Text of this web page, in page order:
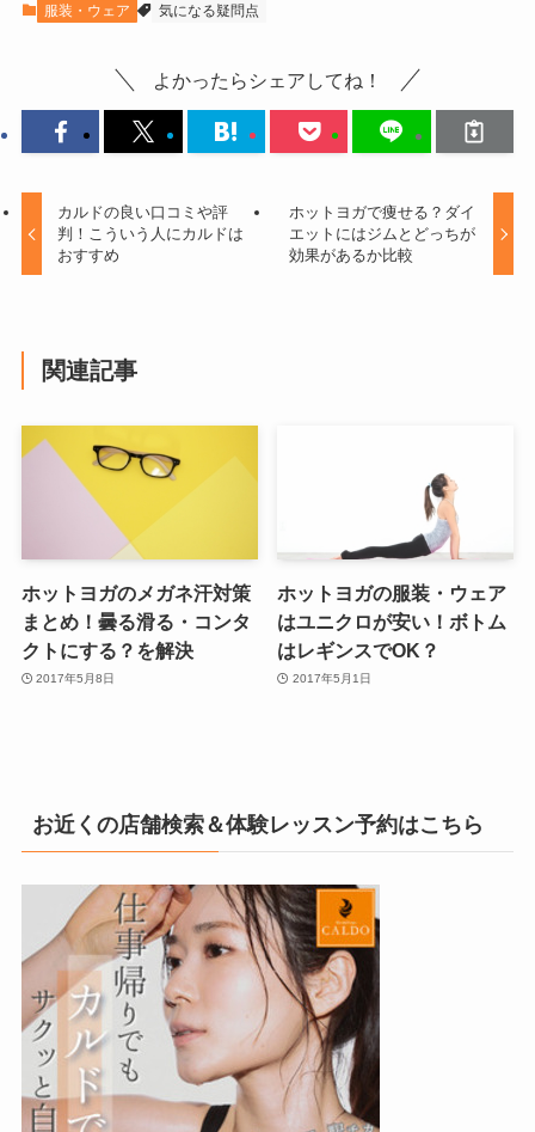
服装・ウェア 気になる疑問点
よかったらシェアしてね！
カルドの良い口コミや評
判！こういう人にカルドは
おすすめ
ホットヨガで痩せる？ダイ
エットにはジムとどっちが
効果があるか比較
関連記事
ホットヨガのメガネ汗対策
まとめ！曇る滑る・コンタ
クトにする？を解決
2017年5月8日
ホットヨガの服装・ウェア
はユニクロが安い！ボトム
はレギンスでOK？
2017年5月1日
お近くの店舗検索＆体験レッスン予約はこちら